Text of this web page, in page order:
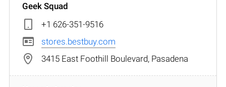
Geek Squad
+1 626-351-9516
stores.bestbuy.com
3415 East Foothill Boulevard, Pasadena